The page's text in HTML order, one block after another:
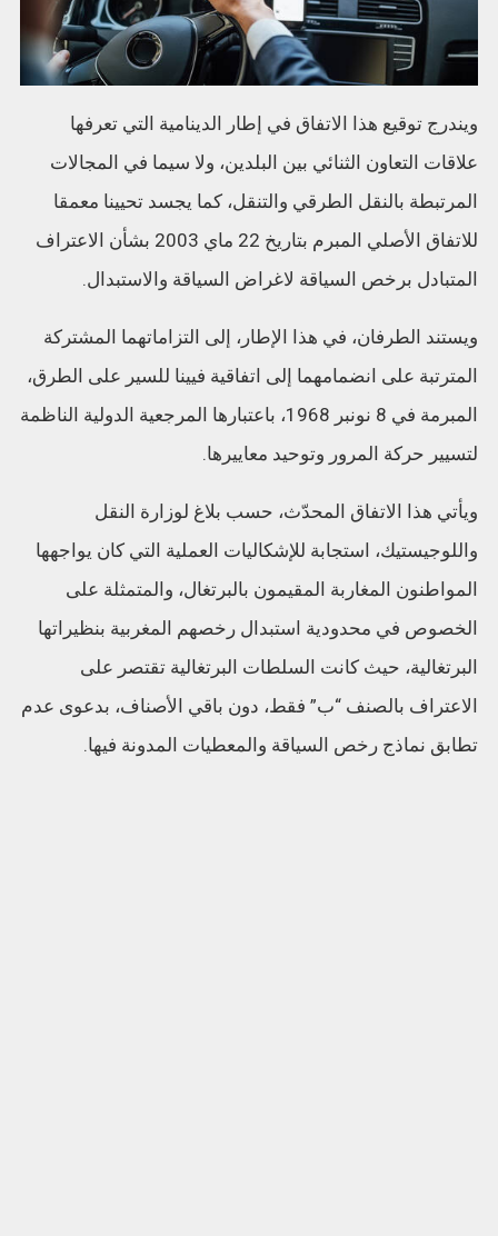
ويندرج توقيع هذا الاتفاق في إطار الدينامية التي تعرفها
علاقات التعاون الثنائي بين البلدين، ولا سيما في المجالات
المرتبطة بالنقل الطرقي والتنقل، كما يجسد تحيينا معمقا
للاتفاق الأصلي المبرم بتاريخ 22 ماي 2003 بشأن الاعتراف
المتبادل برخص السياقة لاغراض السياقة والاستبدال.
ويستند الطرفان، في هذا الإطار، إلى التزاماتهما المشتركة
المترتبة على انضمامهما إلى اتفاقية فيينا للسير على الطرق،
المبرمة في 8 نونبر 1968، باعتبارها المرجعية الدولية الناظمة
لتسيير حركة المرور وتوحيد معاييرها.
ويأتي هذا الاتفاق المحدّث، حسب بلاغ لوزارة النقل
واللوجيستيك، استجابة للإشكاليات العملية التي كان يواجهها
المواطنون المغاربة المقيمون بالبرتغال، والمتمثلة على
الخصوص في محدودية استبدال رخصهم المغربية بنظيراتها
البرتغالية، حيث كانت السلطات البرتغالية تقتصر على
الاعتراف بالصنف “ب” فقط، دون باقي الأصناف، بدعوى عدم
تطابق نماذج رخص السياقة والمعطيات المدونة فيها.